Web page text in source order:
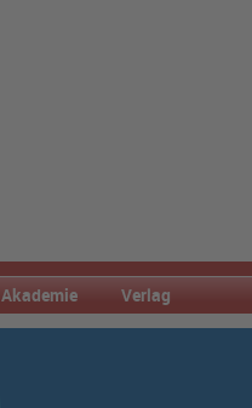
Akademie Verlag